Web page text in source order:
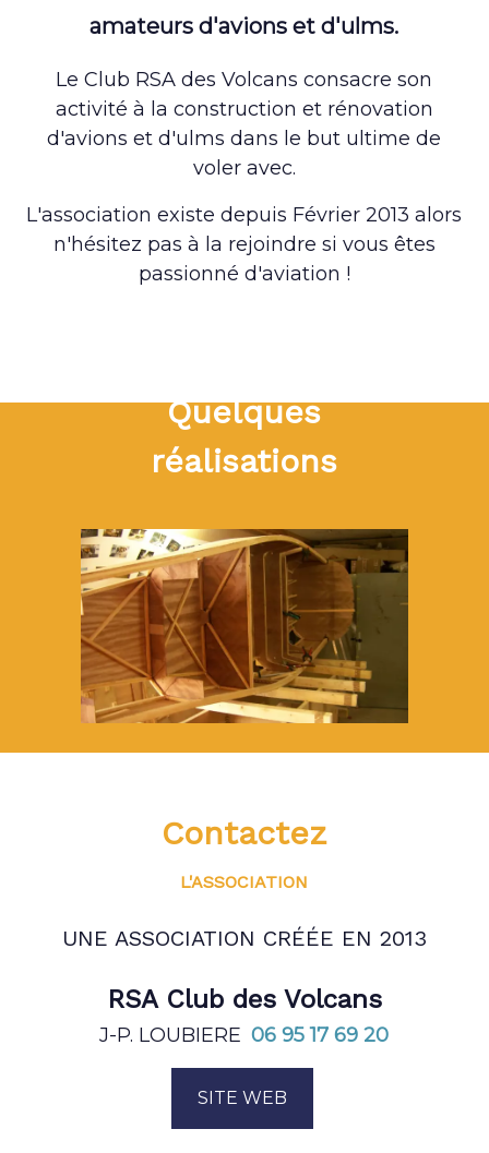
amateurs d'avions et d'ulms.
Le Club RSA des Volcans consacre son
activité à la construction et rénovation
d'avions et d'ulms dans le but ultime de
voler avec.
L'association existe depuis Février 2013 alors
n'hésitez pas à la rejoindre si vous êtes
passionné d'aviation !
Quelques
réalisations
Contactez
L'ASSOCIATION
UNE ASSOCIATION CRÉÉE EN 2013
RSA Club des Volcans
J-P. LOUBIERE 06 95 17 69 20
SITE WEB